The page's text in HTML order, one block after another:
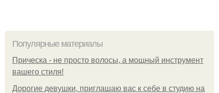
Популярные материалы
Прическа - не просто волосы, а мощный инструмент
вашего стиля!
Дорогие девушки, приглашаю вас к себе в студию на